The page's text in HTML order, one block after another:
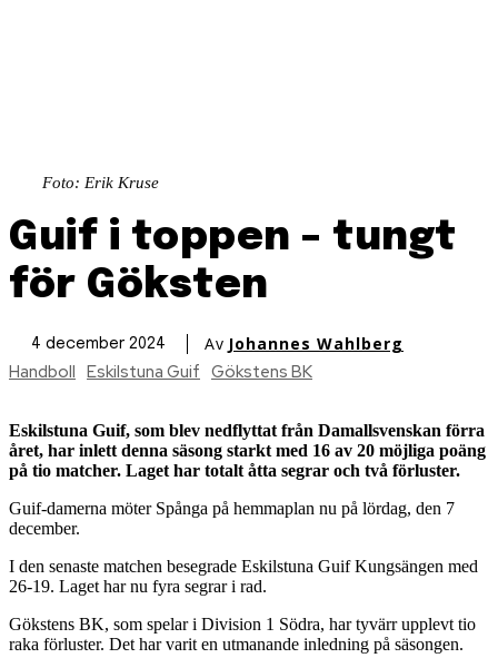
Foto: Erik Kruse
Guif i toppen – tungt
för Göksten
4 december 2024 Av Johannes Wahlberg
Handboll Eskilstuna Guif Gökstens BK
Eskilstuna Guif, som blev nedflyttat från Damallsvenskan förra
året, har inlett denna säsong starkt med 16 av 20 möjliga poäng
på tio matcher. Laget har totalt åtta segrar och två förluster.
Guif-damerna möter Spånga på hemmaplan nu på lördag, den 7
december.
I den senaste matchen besegrade Eskilstuna Guif Kungsängen med
26-19. Laget har nu fyra segrar i rad.
Gökstens BK, som spelar i Division 1 Södra, har tyvärr upplevt tio
raka förluster. Det har varit en utmanande inledning på säsongen.